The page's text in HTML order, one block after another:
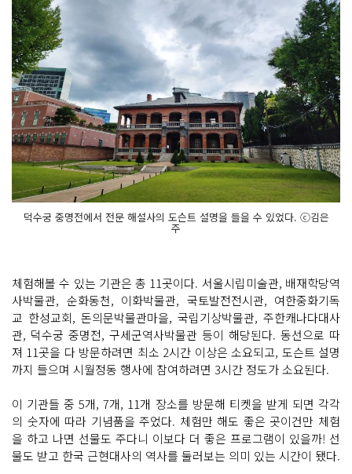
덕수궁 중명전에서 전문 해설사의 도슨트 설명을 들을 수 있었다. ⓒ김은
주
체험해볼 수 있는 기관은 총 11곳이다. 서울시립미술관, 배재학당역
사박물관, 순화동천, 이화박물관, 국토발전전시관, 여한중화기독
교 한성교회, 돈의문박물관마을, 국립기상박물관, 주한캐나다대사
관, 덕수궁 중명전, 구세군역사박물관 등이 해당된다. 동선으로 따
져 11곳을 다 방문하려면 최소 2시간 이상은 소요되고, 도슨트 설명
까지 들으며 시월정동 행사에 참여하려면 3시간 정도가 소요된다.
이 기관들 중 5개, 7개, 11개 장소를 방문해 티켓을 받게 되면 각각
의 숫자에 따라 기념품을 주었다. 체험만 해도 좋은 곳이건만 체험
을 하고 나면 선물도 주다니 이보다 더 좋은 프로그램이 있을까! 선
물도 받고 한국 근현대사의 역사를 둘러보는 의미 있는 시간이 됐다.